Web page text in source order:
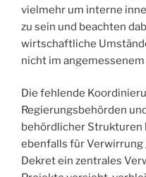
vielmehr um interne
zu sein und beachten
wirtschaftliche
nicht im angemessenem
Die fehlende
Regierungsbehörden
behördlicher Strukturen
ebenfalls für Verwirrung
Dekret ein zentrales